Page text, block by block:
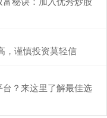
，谨慎投资莫轻信
？来这里了解最佳选